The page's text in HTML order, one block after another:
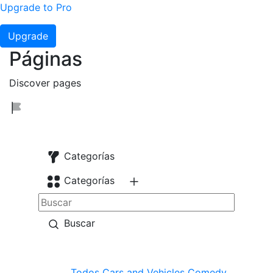
Upgrade to Pro
Upgrade
Páginas
Discover pages
Categorías
Categorías
Buscar